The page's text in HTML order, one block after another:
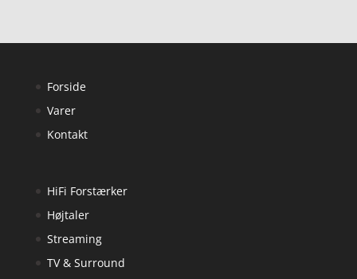
Forside
Varer
Kontakt
HiFi Forstærker
Højtaler
Streaming
TV & Surround